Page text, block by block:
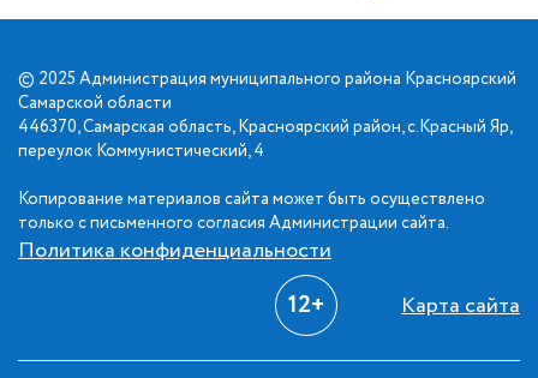
© 2025 Администрация муниципального района Красноярский
Самарской области
446370, Самарская область, Красноярский район, с.Красный Яр,
переулок Коммунистический, 4
Копирование материалов сайта может быть осуществлено
только с письменного согласия Администрации сайта.
Политика конфиденциальности
12+ Карта сайта